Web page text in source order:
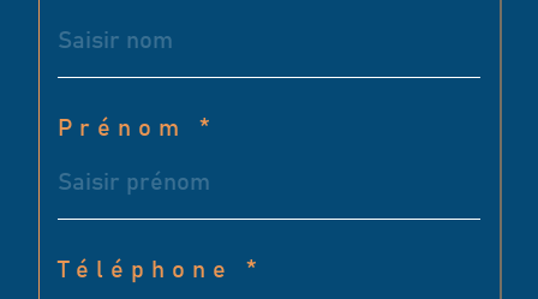
Prénom *
Téléphone *